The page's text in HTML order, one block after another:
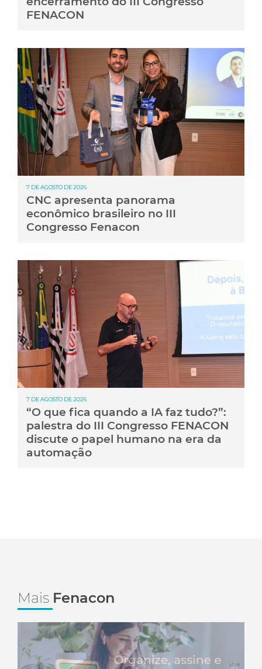
FENACON
7 DE AGOSTO DE 2026
CNC apresenta panorama
econômico brasileiro no III
Congresso Fenacon
7 DE AGOSTO DE 2026
“O que fica quando a IA faz tudo?”:
palestra do III Congresso FENACON
discute o papel humano na era da
automação
Mais Fenacon